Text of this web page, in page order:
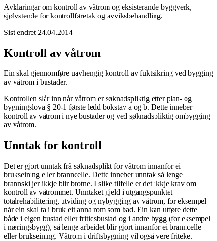
Avklaringar om kontroll av våtrom og eksisterande byggverk,
sjølvstende for kontrollføretak og avviksbehandling.
Sist endret 24.04.2014
Kontroll av våtrom
Ein skal gjennomføre uavhengig kontroll av fuktsikring ved bygging
av våtrom i bustader.
Kontrollen slår inn når våtrom er søknadspliktig etter plan- og
bygningslova § 20-1 første ledd bokstav a og b. Dette inneber
kontroll av våtrom i nye bustader og ved søknadspliktig ombygging
av våtrom.
Unntak for kontroll
Det er gjort unntak frå søknadsplikt for våtrom innanfor ei
brukseining eller branncelle. Dette inneber unntak så lenge
brannskiljer ikkje blir brotne. I slike tilfelle er det ikkje krav om
kontroll av våtrommet. Unntaket gjeld i utgangspunktet
totalrehabilitering, utviding og nybygging av våtrom, for eksempel
når ein skal ta i bruk eit anna rom som bad. Ein kan utføre dette
både i eigen bustad eller fritidsbustad og i andre bygg (for eksempel
i næringsbygg), så lenge arbeidet blir gjort innanfor ei branncelle
eller brukseining. Våtrom i driftsbygning vil også vere friteke.